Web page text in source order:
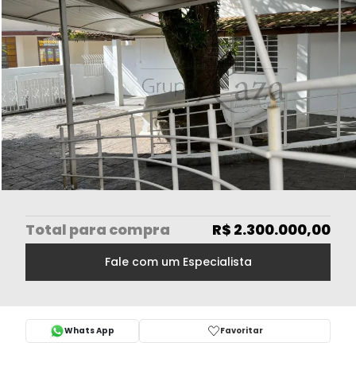
Total para compra R$ 2.300.000,00
Fale com um Especialista
Whats App Favoritar